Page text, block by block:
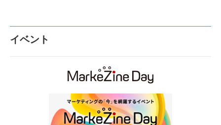
イベント